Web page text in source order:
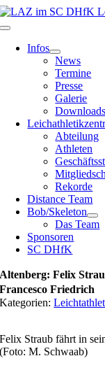
Zum
Inhalt
Toggle
Navigation
Infos
News
Termine
Presse
Galerie
Downloads
Abteilung
Athleten
Rekorde
Distance Team
Bob/Skeleton
Das Team
Sponsoren
SC DHfK
Altenberg: Felix
Francesco Friedrich
Kategorien:
Felix Straub fährt in
(Foto: M. Schwaab)